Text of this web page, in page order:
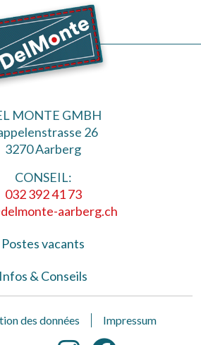
MONTE GMBH
26
3270 Aarberg
CONSEIL:
032 392 41 73
aarberg.ch
Postes vacants
Infos & Conseils
des données Impressum